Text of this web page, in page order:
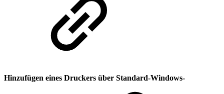
Hinzufügen eines Druckers über Standard-Windows-